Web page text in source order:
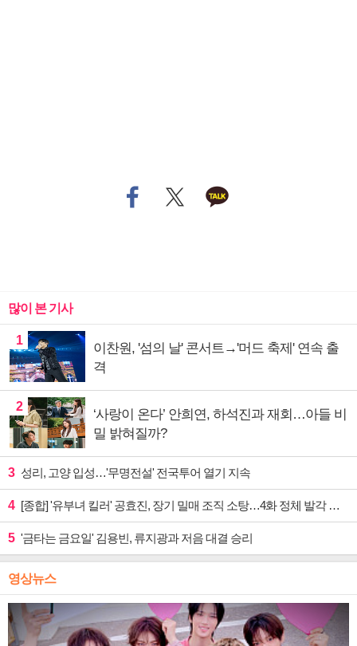
많이 본 기사
1
이찬원, '섬의 날' 콘서트→'머드 축제' 연속 출
격
2
‘사랑이 온다’ 안희연, 하석진과 재회…아들 비
밀 밝혀질까?
3 성리, 고양 입성…'무명전설' 전국투어 열기 지속
4 [종합] '유부녀 킬러' 공효진, 장기 밀매 조직 소탕…4화 정체 발각 위기 예고
5 '금타는 금요일' 김용빈, 류지광과 저음 대결 승리
영상뉴스